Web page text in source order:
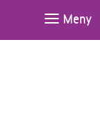
Meny